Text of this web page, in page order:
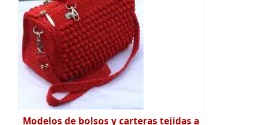
Modelos de bolsos y carteras tejidas a